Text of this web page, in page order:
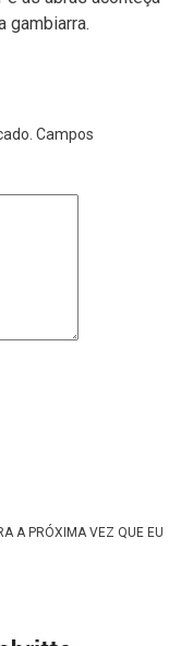
gambiarra.
Campos
A PRÓXIMA VEZ QUE EU